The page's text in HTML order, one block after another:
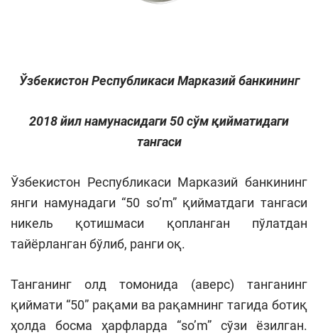
Ўзбекистон Республикаси Марказий банкининг
2018 йил намунасидаги 50 сўм қийматидаги
тангаси
Ўзбекистон Республикаси Марказий банкининг
янги намунадаги “50 so’m” қийматдаги тангаси
никель қотишмаси қопланган пўлатдан
тайёрланган бўлиб, ранги оқ.
Танганинг олд томонида (аверс) танганинг
қиймати “50” рақами ва рақамнинг тагида ботиқ
ҳолда босма ҳарфларда “so’m” сўзи ёзилган.